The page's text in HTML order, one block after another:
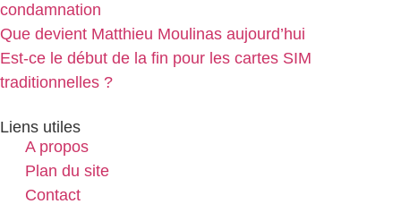
condamnation
Que devient Matthieu Moulinas aujourd’hui
Est-ce le début de la fin pour les cartes SIM
traditionnelles ?
Liens utiles
A propos
Plan du site
Contact